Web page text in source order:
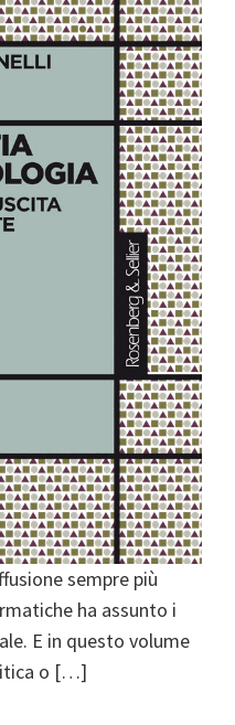
sempre più
ha assunto i
E in questo volume
o […]